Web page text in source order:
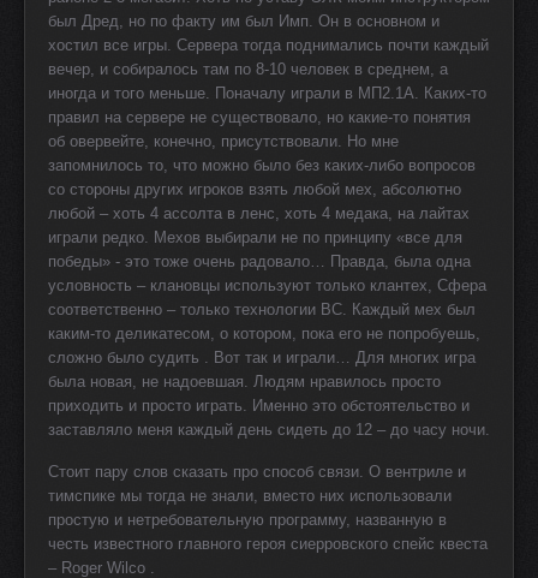
был Дред, но по факту им был Имп. Он в основном и
хостил все игры. Сервера тогда поднимались почти каждый
вечер, и собиралось там по 8-10 человек в среднем, а
иногда и того меньше. Поначалу играли в МП2.1А. Каких-то
правил на сервере не существовало, но какие-то понятия
об овервейте, конечно, присутствовали. Но мне
запомнилось то, что можно было без каких-либо вопросов
со стороны других игроков взять любой мех, абсолютно
любой – хоть 4 ассолта в ленс, хоть 4 медака, на лайтах
играли редко. Мехов выбирали не по принципу «все для
победы» - это тоже очень радовало… Правда, была одна
условность – клановцы используют только клантех, Сфера
соответственно – только технологии ВС. Каждый мех был
каким-то деликатесом, о котором, пока его не попробуешь,
сложно было судить . Вот так и играли… Для многих игра
была новая, не надоевшая. Людям нравилось просто
приходить и просто играть. Именно это обстоятельство и
заставляло меня каждый день сидеть до 12 – до часу ночи.
Стоит пару слов сказать про способ связи. О вентриле и
тимспике мы тогда не знали, вместо них использовали
простую и нетребовательную программу, названную в
честь известного главного героя сиерровского спейс квеста
– Roger Wilco .